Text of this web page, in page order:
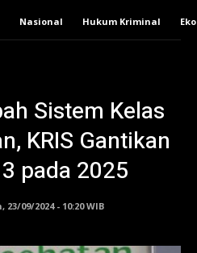
Nasional Hukum Kriminal
Sistem Kelas
KRIS Gantikan
pada 2025
23/09/2024 - 10:20 WIB